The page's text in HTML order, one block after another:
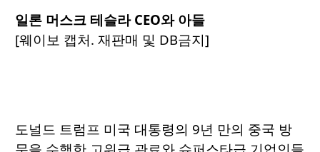
일론 머스크 테슬라 CEO와 아들
[웨이보 캡처. 재판매 및 DB금지]
도널드 트럼프 미국 대통령의 9년 만의 중국 방